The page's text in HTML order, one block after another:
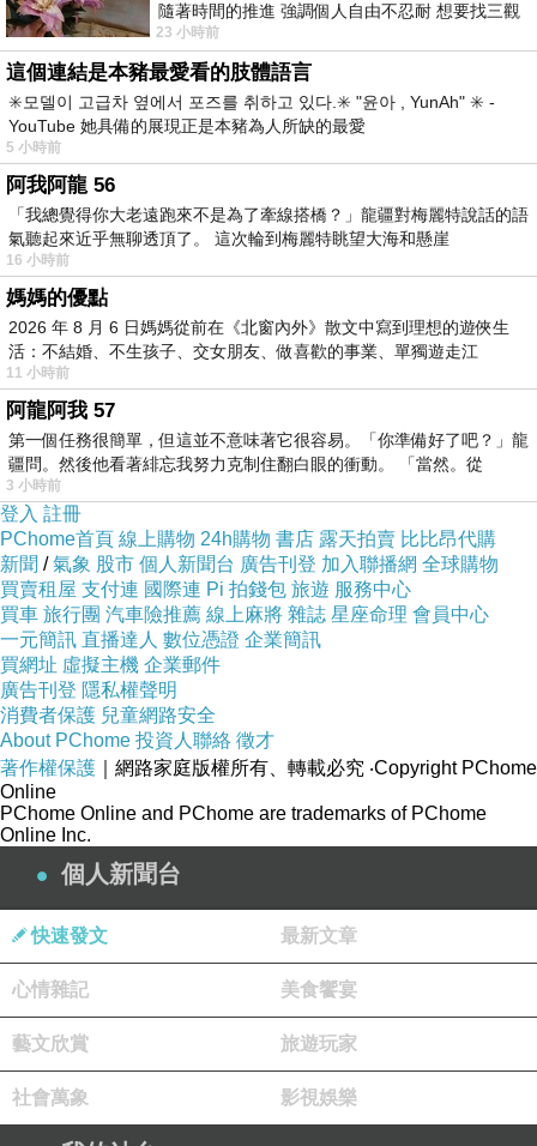
也帶來一條小石斑魚困在小水窐
海岸邊認真的釣客
看完了海，就要找到步道入口，準備健行啦。在
是這邊步道系統上的一個點而已
入口旁邊有個可愛、做爬山狀的人偶豎立，前
面還有海岸岩壁上綻放的鐵砲百合，十分地應景
隨著時間的推進 強調個人自由不忍耐 想要找三觀
接近的不要說對象 連朋友都超
23 小時前
這個連結是本豬最愛看的肢體語言
✳️모델이 고급차 옆에서 포즈를 취하고 있다.✳️ "윤아 , YunAh" ✳️ -
YouTube 她具備的展現正是本豬為人所缺的最愛
5 小時前
阿我阿龍 56
「我總覺得你大老遠跑來不是為了牽線搭橋？」龍疆對梅麗特說話的語
氣聽起來近乎無聊透頂了。 這次輪到梅麗特眺望大海和懸崖
16 小時前
媽媽的優點
2026 年 8 月 6 日媽媽從前在《北窗內外》散文中寫到理想的遊俠生
活：不結婚、不生孩子、交女朋友、做喜歡的事業、單獨遊走江
湖⋯⋯，
11 小時前
阿龍阿我 57
第一個任務很簡單，但這並不意味著它很容易。「你準備好了吧？」龍
疆問。然後他看著緋忘我努力克制住翻白眼的衝動。 「當然。從
3 小時前
登入 註冊
PChome首頁 線上購物 24h購物 書店 露天拍賣 比比昂代購
新聞 /氣象 股市 個人新聞台 廣告刊登 加入聯播網 全球購物
買賣租屋 支付連 國際連 Pi 拍錢包 旅遊 服務中心
買車 旅行團 汽車險推薦 線上麻將 雜誌 星座命理 會員中心
一元簡訊 直播達人 數位憑證 企業簡訊
買網址 虛擬主機 企業郵件
廣告刊登 隱私權聲明
消費者保護 兒童網路安全
About PChome 投資人聯絡 徵才
著作權保護 ｜網路家庭版權所有、轉載必究 ‧Copyright PChome
Online
PChome Online and PChome are trademarks of PChome
Online Inc.
個人新聞台
快速發文 最新文章
心情雜記 美食饗宴
藝文欣賞 旅遊玩家
社會萬象 影視娛樂